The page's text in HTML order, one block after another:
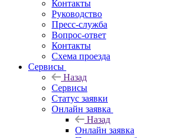
Контакты
Руководство
Пресс-служба
Вопрос-ответ
Контакты
Схема проезда
Сервисы
Назад
Сервисы
Статус заявки
Онлайн заявка
Назад
Онлайн заявка